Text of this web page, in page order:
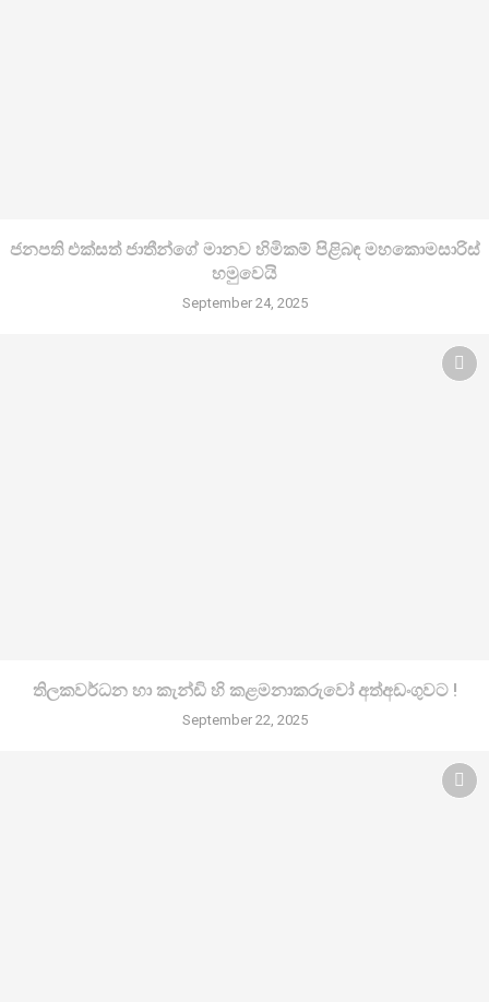
ජනපති එක්සත් ජාතීන්ගේ මානව හිමිකම් පිළිබඳ මහකොමසාරිස්
හමුවෙයි
September 24, 2025
තිලකවර්ධන හා කැන්ඩි හි කළමනාකරුවෝ අත්අඩංගුවට !
September 22, 2025